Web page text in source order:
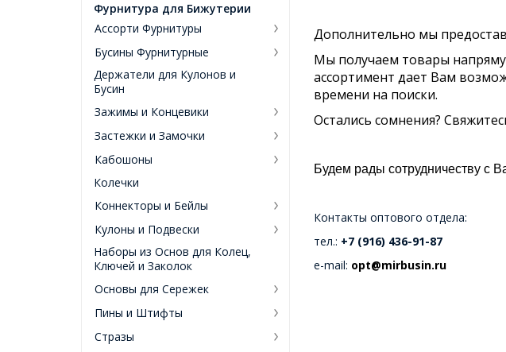
Фурнитура для Бижутерии
Ассорти Фурнитуры
Бусины Фурнитурные
Держатели для Кулонов и
Бусин
Зажимы и Концевики
Застежки и Замочки
Кабошоны
Колечки
Коннекторы и Бейлы
Кулоны и Подвески
Наборы из Основ для Колец,
Ключей и Заколок
Основы для Сережек
Пины и Штифты
Стразы
Дополнительно мы
Мы получаем товары
ассортимент дает Вам
времени на поиски.
Остались сомнения?
Будем рады сотрудничеству с
Контакты оптового отдела:
тел.: +7 (916) 436-91-87
e-mail: opt@mirbusin.ru